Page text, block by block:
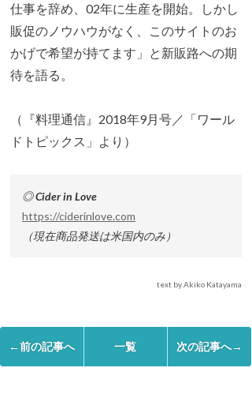
仕事を辞め、02年に生産を開始。しかし
販促のノウハウがなく、このサイトのお
かげで希望が持てます」と新販路への期
待を語る。
（『料理通信』2018年9月号／「ワール
ドトピックス」より）
◎ Cider in Love
https://ciderinlove.com
（現在商品発送は米国内のみ）
text by Akiko Katayama
←前の記事へ 一覧 次の記事へ→